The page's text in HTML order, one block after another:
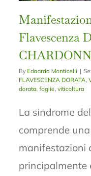
Flavescenza
By Edoardo Monticelli |
FLAVESCENZA DORATA,
dorata,foglie,viticoltura
La sindrome
comprende
manifestazioni
principalmente